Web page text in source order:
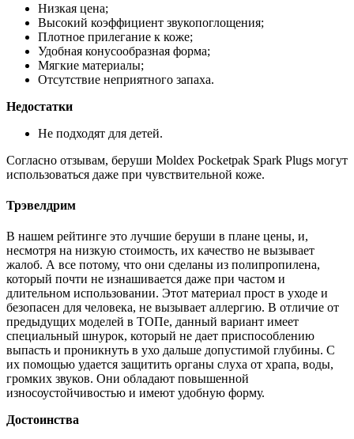
Низкая цена;
Высокий коэффициент звукопоглощения;
Плотное прилегание к коже;
Удобная конусообразная форма;
Мягкие материалы;
Отсутствие неприятного запаха.
Недостатки
Не подходят для детей.
Согласно отзывам, беруши Moldex Pocketpak Spark Plugs могут
использоваться даже при чувствительной коже.
Трэвелдрим
В нашем рейтинге это лучшие беруши в плане цены, и,
несмотря на низкую стоимость, их качество не вызывает
жалоб. А все потому, что они сделаны из полипропилена,
который почти не изнашивается даже при частом и
длительном использовании. Этот материал прост в уходе и
безопасен для человека, не вызывает аллергию. В отличие от
предыдущих моделей в ТОПе, данный вариант имеет
специальный шнурок, который не дает приспособлению
выпасть и проникнуть в ухо дальше допустимой глубины. С
их помощью удается защитить органы слуха от храпа, воды,
громких звуков. Они обладают повышенной
износоустойчивостью и имеют удобную форму.
Достоинства